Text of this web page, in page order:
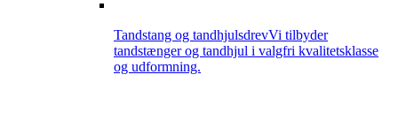
Tandstang og tandhjulsdrevVi tilbyder
tandstænger og tandhjul i valgfri kvalitetsklasse
og udformning.